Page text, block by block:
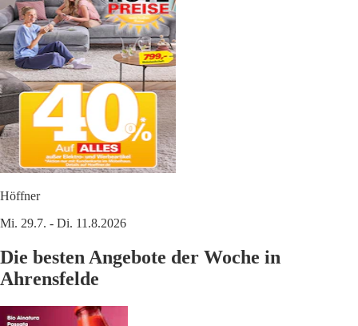
Höffner
Mi. 29.7. - Di. 11.8.2026
Die besten Angebote der Woche in
Ahrensfelde